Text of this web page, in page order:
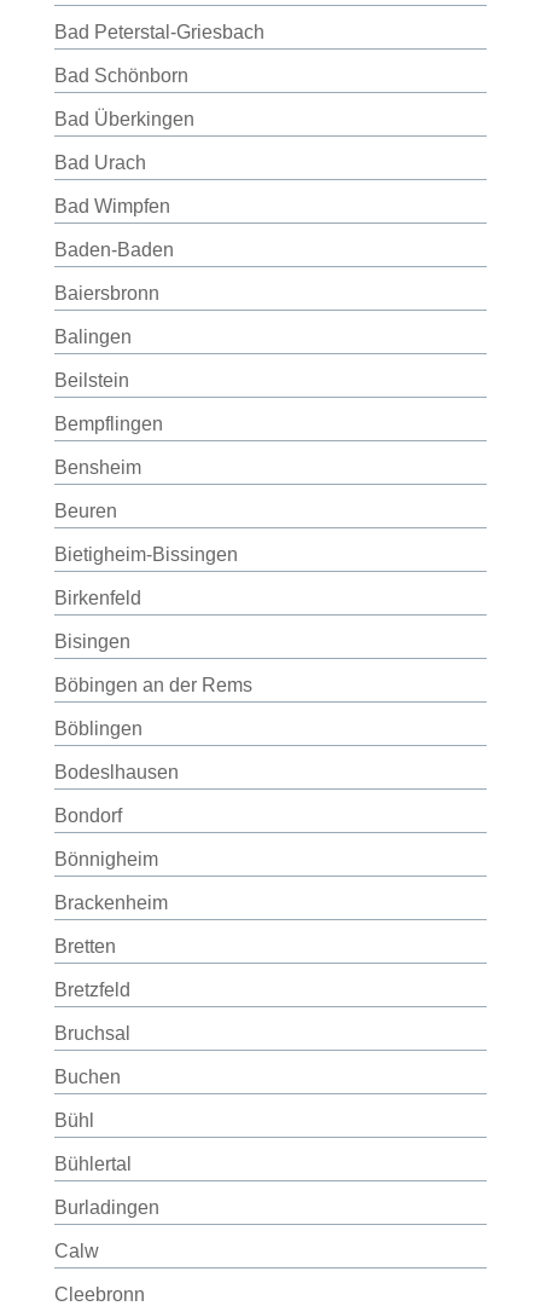
Bad Peterstal-Griesbach
Bad Schönborn
Bad Überkingen
Bad Urach
Bad Wimpfen
Baden-Baden
Baiersbronn
Balingen
Beilstein
Bempflingen
Bensheim
Beuren
Bietigheim-Bissingen
Birkenfeld
Bisingen
Böbingen an der Rems
Böblingen
Bodeslhausen
Bondorf
Bönnigheim
Brackenheim
Bretten
Bretzfeld
Bruchsal
Buchen
Bühl
Bühlertal
Burladingen
Calw
Cleebronn